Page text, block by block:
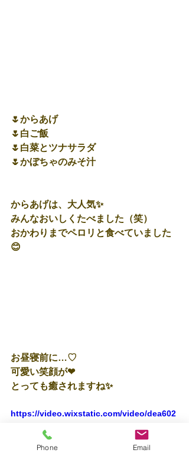
🌷からあげ
🌷白ご飯
🌷白菜とツナサラダ
🌷かぼちゃのみそ汁
からあげは、大人気✨
みんなおいしくたべました（笑）
おかわりまでペロリと食べていました
😊
お昼寝前に…♡
可愛い笑顔が❤
とっても癒されますね✨
https://video.wixstatic.com/video/dea602
p/mp4/file.mp4
Phone Email